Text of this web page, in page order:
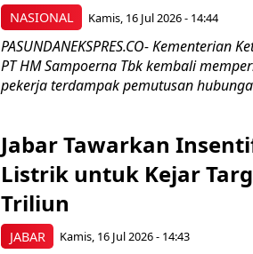
NASIONAL Kamis, 16 Jul 2026 - 14:44
PASUNDANEKSPRES.CO- Kementerian
PT HM Sampoerna Tbk kembali
pekerja terdampak pemutusan
JABAR
Jabar Tawarkan
Listrik untuk Kejar
Triliun
Kamis, 16 Jul 2026 - 14:43